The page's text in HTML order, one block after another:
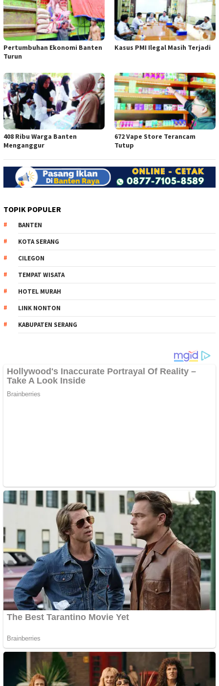
Pertumbuhan Ekonomi Banten
Turun
Kasus PMI Ilegal Masih Terjadi
408 Ribu Warga Banten
Menganggur
672 Vape Store Terancam
Tutup
TOPIK POPULER
BANTEN
KOTA SERANG
CILEGON
TEMPAT WISATA
HOTEL MURAH
LINK NONTON
KABUPATEN SERANG